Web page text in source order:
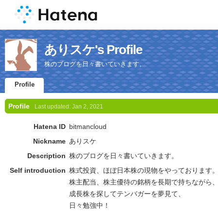
ありスケ's Profile
株のブログを日々書いていきます。
Profile
Profile Last updated: Jan 2, 2021
Hatena ID bitmancloud
Nickname ありスケ
Description 株のブログを日々書いていきます。
Self introduction 株式投資、ほぼ日本株の現物をやっております
株主配当、株主優待の銘柄を長期で持ちながら
成長株を探してテンバガーを夢見て、
日々勉強中！